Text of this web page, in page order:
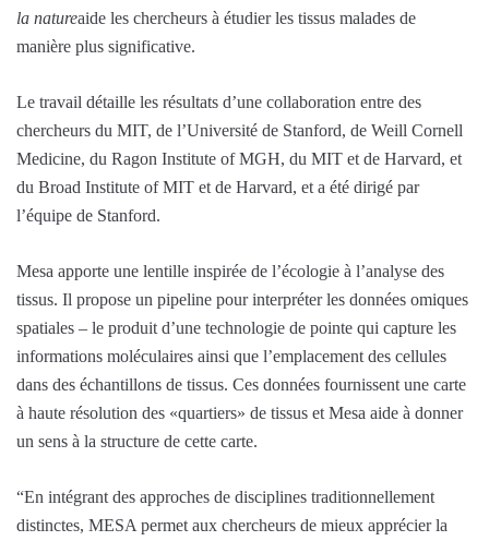
la natureaide les chercheurs à étudier les tissus malades de
manière plus significative.
Le travail détaille les résultats d’une collaboration entre des
chercheurs du MIT, de l’Université de Stanford, de Weill Cornell
Medicine, du Ragon Institute of MGH, du MIT et de Harvard, et
du Broad Institute of MIT et de Harvard, et a été dirigé par
l’équipe de Stanford.
Mesa apporte une lentille inspirée de l’écologie à l’analyse des
tissus. Il propose un pipeline pour interpréter les données omiques
spatiales – le produit d’une technologie de pointe qui capture les
informations moléculaires ainsi que l’emplacement des cellules
dans des échantillons de tissus. Ces données fournissent une carte
à haute résolution des «quartiers» de tissus et Mesa aide à donner
un sens à la structure de cette carte.
“En intégrant des approches de disciplines traditionnellement
distinctes, MESA permet aux chercheurs de mieux apprécier la